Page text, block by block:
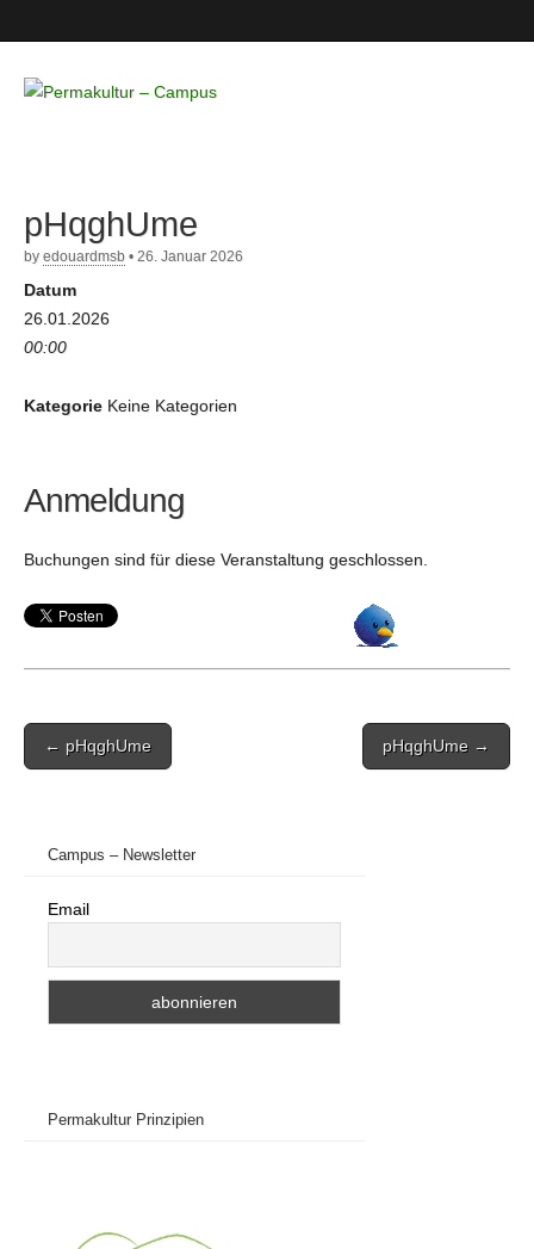
– Campus
pHqghUme
by edouardmsb • 26. Januar 2026
Datum
26.01.2026
00:00
Kategorie Keine Kategorien
Anmeldung
Buchungen sind für diese Veranstaltung geschlossen.
Post
navigation
← pHqghUme pHqghUme →
Campus – Newsletter
Email
Permakultur Prinzipien